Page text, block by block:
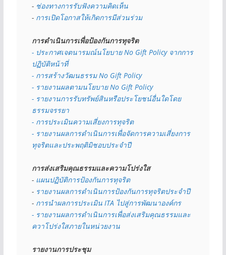
- ช่องทางการรับฟังความคิดเห็น
- การเปิดโอกาสให้เกิดการมีส่วนร่วม
การดำเนินการเพื่อป้องกันการทุจริต
- ประกาศเจตนารมณ์นโยบาย No Gift Policy จากการ
ปฏิบัติหน้าที่
- การสร้างวัฒนธรรม No Gift Policy
- รายงานผลตามนโยบาย No Gift Policy
- รายงานการรับทรัพย์สินหรือประโยชน์อื่นใดโดย
ธรรมจรรยา
- การประเมินความเสี่ยงการทุจริต
- รายงานผลการดำเนินการเพื่อจัดการความเสี่ยงการ
ทุจริตและประพฤติมิชอบประจำปี
การส่งเสริมคุณธรรมและความโปร่งใส
- แผนปฏิบัติการป้องกันการทุจริต
- รายงานผลการดำเนินการป้องกันการทุจริตประจำปี
- การนำผลการประเมิน ITA ไปสู่การพัฒนาองค์กร
- รายงานผลการดำเนินการเพื่อส่งเสริมคุณธรรมและ
ควาโปร่งใสภายในหน่วยงาน
รายงานการประชุม